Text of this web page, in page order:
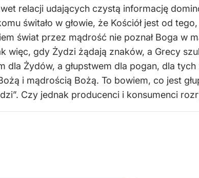
relacji udających czystą informację
świtało w głowie, że Kościół jest od
świat przez mądrość nie poznał Boga w
więc, gdy Żydzi żądają znaków, a Grecy
Żydów, a głupstwem dla pogan, dla
i mądrością Bożą. To bowiem, co jest
Czy jednak producenci i konsumenci